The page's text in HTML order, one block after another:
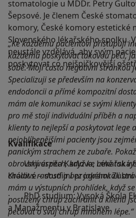
stomatologie u MDDr. Petry
Šepsové. Je členem České
komory, České komory estetické
Slovenského lékařského spolku.
neustále vzdělává, aby svým
poskytovat co nejšpičkovější
„Ke každému pacientovi přistupuji
každému poskytovat takovou péči,
sobě. Mojí často negativní stránkou
Specializuji se především na
endodoncii a přímé kompozitní
mám ale komunikaci se svými
pro mě stojí individuální příběh a
klienty to nejlepší a poskytovat lege
nejoblíbenějšími pacienty jsou
panickým strachem ze zubaře.
obrovský úspěch, když ke mně tak
chodit s radostí a bez jakéhokoli
mám u výstupních prohlídek, když
postižený chrup zachránit a klienti
pečovat o svůj chrup mnohem lépe.“
Kvalifikace
· Univerzita Karlova, Lékařská
Králové – studijní program:
· PhD studium: Vysoká Škola
a Manažmentu v Bratislave